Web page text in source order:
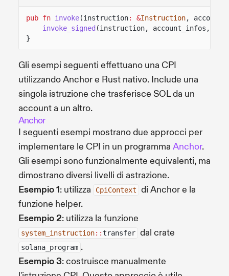
pub fn invoke(instruction: &Instruction,
invoke_signed (instruction, account_infos,
}
Gli esempi seguenti effettuano una CPI
utilizzando Anchor e Rust nativo. Include una
singola istruzione che trasferisce SOL da un
account a un altro.
Anchor
I seguenti esempi mostrano due approcci per
implementare le CPI in un programma Anchor.
Gli esempi sono funzionalmente equivalenti, ma
dimostrano diversi livelli di astrazione.
Esempio 1: utilizza CpiContext
di Anchor e la
funzione helper.
Esempio 2: utilizza la funzione
system_instruction::transfer dal crate
solana_program .
Esempio 3: costruisce manualmente